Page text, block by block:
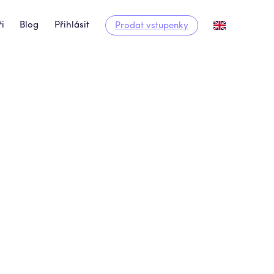
Blog Přihlásit Prodat vstupenky